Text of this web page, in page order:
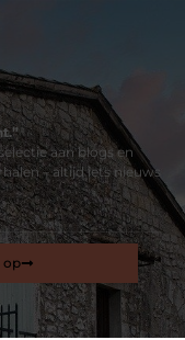
aan blogs en
– altijd iets nieuws
op